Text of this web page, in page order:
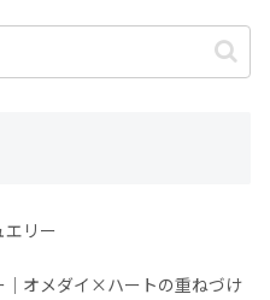
エリー
｜オメダイ×ハートの重ねづけ